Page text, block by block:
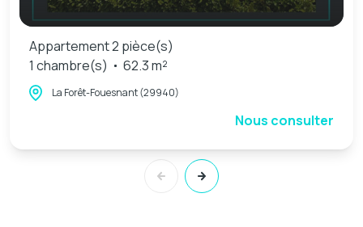
Appartement 2 pièce(s)
1 chambre(s)
62.3 m²
La Forêt-Fouesnant (29940)
Nous consulter